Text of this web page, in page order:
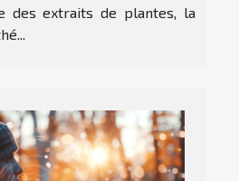
des extraits de plantes, la